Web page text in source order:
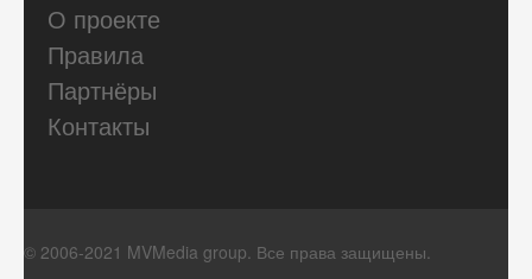
О проекте
Правила
Партнёры
Контакты
© 2006-2021 MVMedia group. Все права защищены.